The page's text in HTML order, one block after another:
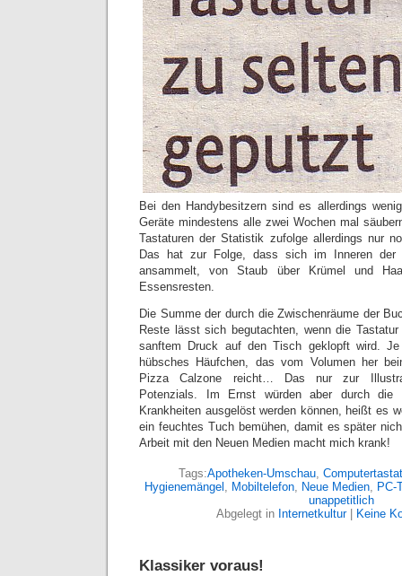
Bei den Handybesitzern sind es allerdings
Geräte mindestens alle zwei Wochen mal
Tastaturen der Statistik zufolge allerdings nur
Das hat zur Folge, dass sich im Inneren der
ansammelt, von Staub über Krümel und
Essensresten.
Die Summe der durch die Zwischenräume der
Reste lässt sich begutachten, wenn die
sanftem Druck auf den Tisch geklopft wird.
hübsches Häufchen, das vom Volumen her
Pizza Calzone reicht… Das nur zur
Potenzials. Im Ernst würden aber durch die
Krankheiten ausgelöst werden können, heißt es
ein feuchtes Tuch bemühen, damit es später
Arbeit mit den Neuen Medien macht mich krank!
Tags:Apotheken-Umschau,
Hygienemängel , Mobiltelefon, Neue Medien, PC-
unappetitlich
Abgelegt in Internetkultur| Keine
Klassiker voraus!